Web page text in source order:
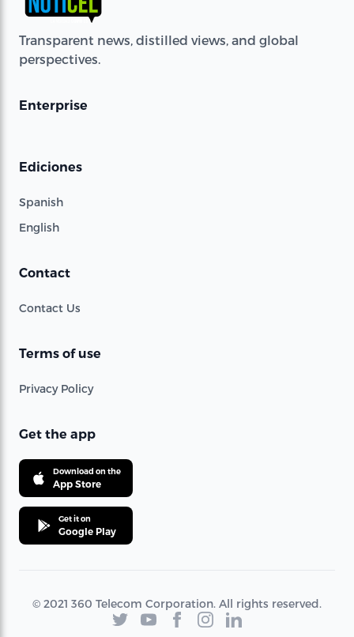
Transparent news, distilled views, and global
perspectives.
Enterprise
Ediciones
Spanish
English
Contact
Contact Us
Terms of use
Privacy Policy
Get the app
Download on the
App Store
Get it on
Google Play
© 2021 360 Telecom Corporation. All rights reserved.